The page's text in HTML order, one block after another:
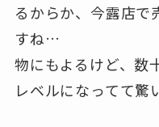
るからか、今露店で
すね…
物にもよるけど、数
レベルになってて驚